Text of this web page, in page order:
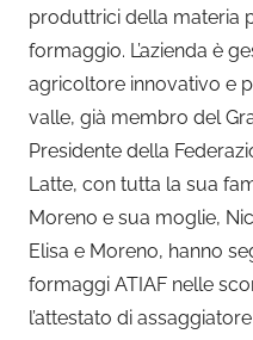
produttrici della materia
formaggio. L’azienda è
agricoltore innovativo e
valle, già membro del
Presidente della
Latte, con tutta la sua
Moreno e sua moglie,
Elisa e Moreno, hanno
formaggi ATIAF nelle
l’attestato di